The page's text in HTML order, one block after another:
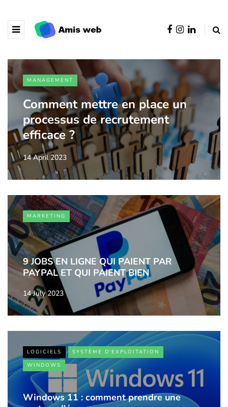
MANAGEMENT
Comment mettre en place un
processus de recrutement
efficace ?
14 April 2023
MARKETING
9 JOBS EN LIGNE QUI PAIENT PAR
PAYPAL ET QUI PAIENT BIEN
14 July 2023
LOGICIELS
SYSTÈME D'EXPLOITATION
WINDOWS
Windows 11 : comment prendre une